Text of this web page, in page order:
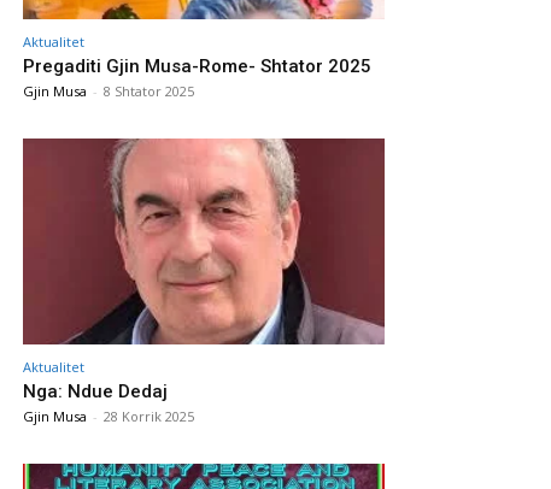
Aktualitet
Pregaditi Gjin Musa-Rome- Shtator 2025
Gjin Musa - 8 Shtator 2025
Aktualitet
Nga: Ndue Dedaj
Gjin Musa - 28 Korrik 2025